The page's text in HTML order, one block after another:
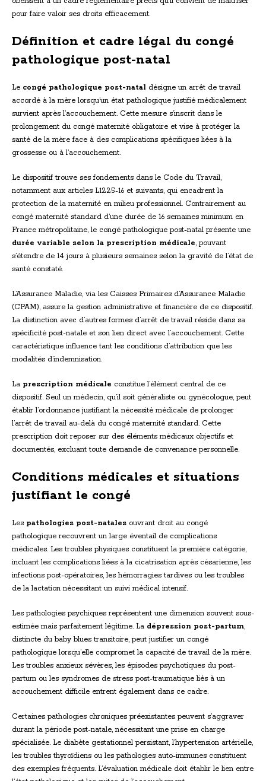
pour faire valoir ses droits efficacement.
Définition et cadre légal du congé
pathologique post-natal
Le congé pathologique post-natal désigne un arrêt de travail
accordé à la mère lorsqu’un état pathologique justifié médicalement
survient après l’accouchement. Cette mesure s’inscrit dans le
prolongement du congé maternité obligatoire et vise à protéger la
santé de la mère face à des complications spécifiques liées à la
grossesse ou à l’accouchement.
Le dispositif trouve ses fondements dans le Code du Travail,
notamment aux articles L1225-16 et suivants, qui encadrent la
protection de la maternité en milieu professionnel. Contrairement au
congé maternité standard d’une durée de 16 semaines minimum en
France métropolitaine, le congé pathologique post-natal présente une
durée variable selon la prescription médicale, pouvant
s’étendre de 14 jours à plusieurs semaines selon la gravité de l’état de
santé constaté.
L’Assurance Maladie, via les Caisses Primaires d’Assurance Maladie
(CPAM), assure la gestion administrative et financière de ce dispositif.
La distinction avec d’autres formes d’arrêt de travail réside dans sa
spécificité post-natale et son lien direct avec l’accouchement. Cette
caractéristique influence tant les conditions d’attribution que les
modalités d’indemnisation.
La prescription médicale constitue l’élément central de ce
dispositif. Seul un médecin, qu’il soit généraliste ou gynécologue, peut
établir l’ordonnance justifiant la nécessité médicale de prolonger
l’arrêt de travail au-delà du congé maternité standard. Cette
prescription doit reposer sur des éléments médicaux objectifs et
documentés, excluant toute demande de convenance personnelle.
Conditions médicales et situations
justifiant le congé
Les pathologies post-natales ouvrant droit au congé
pathologique recouvrent un large éventail de complications
médicales. Les troubles physiques constituent la première catégorie,
incluant les complications liées à la cicatrisation après césarienne, les
infections post-opératoires, les hémorragies tardives ou les troubles
de la lactation nécessitant un suivi médical intensif.
Les pathologies psychiques représentent une dimension souvent sous-
estimée mais parfaitement légitime. La dépression post-partum,
distincte du baby blues transitoire, peut justifier un congé
pathologique lorsqu’elle compromet la capacité de travail de la mère.
Les troubles anxieux sévères, les épisodes psychotiques du post-
partum ou les syndromes de stress post-traumatique liés à un
accouchement difficile entrent également dans ce cadre.
Certaines pathologies chroniques préexistantes peuvent s’aggraver
durant la période post-natale, nécessitant une prise en charge
spécialisée. Le diabète gestationnel persistant, l’hypertension artérielle,
les troubles thyroïdiens ou les pathologies auto-immunes constituent
des exemples fréquents. L’évaluation médicale doit établir le lien entre